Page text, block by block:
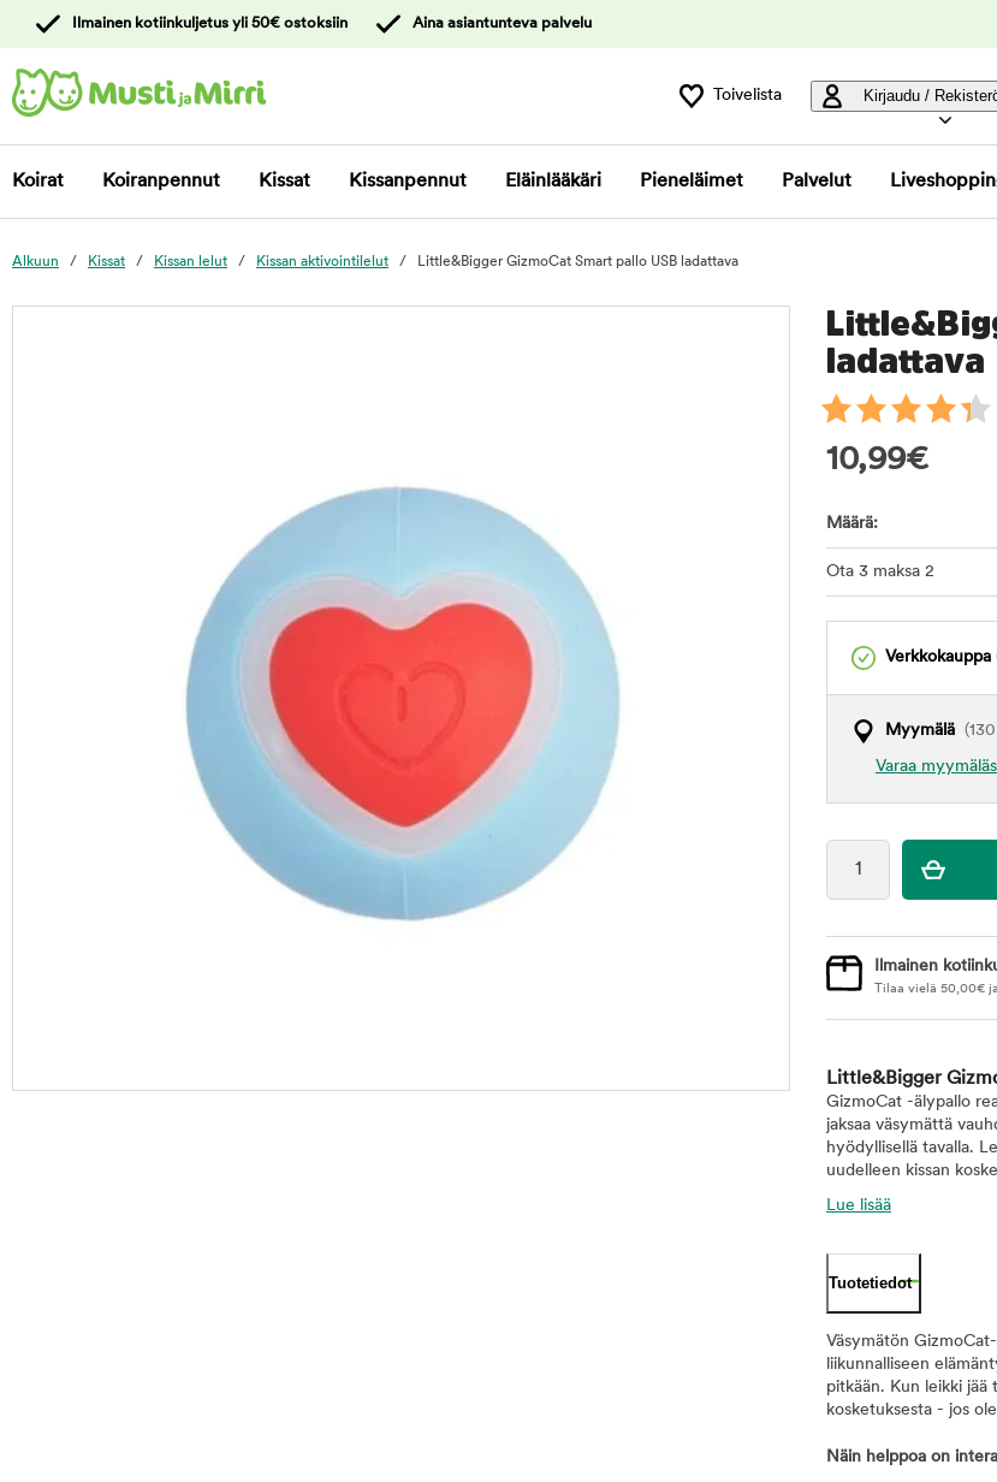
asiakaspalveluun
Ilmainen kotiinkuljetus yli 50€ ostoksiin Aina asiantunteva palvelu
Toivelista Kirjaudu /
Koirat Koiranpennut Kissat Kissanpennut Eläinlääkäri Pieneläimet Palvelut
Alkuun Kissat Kissan lelut Kissan aktivointilelut Little&Bigger GizmoCat Smart pallo USB ladattava
ladattava
10,99€
Määrä:
Ota 3 maksa 2
Verkkokauppa
Myymälä
Varaa
Ilmainen
Tilaa vielä 50,00€
Little&Bigger
GizmoCat -älypallo
jaksaa väsymättä
hyödyllisellä tavalla.
uudelleen kissan
Lue lisää
Tuotetiedot
Väsymätön
liikunnalliseen
pitkään. Kun leikki jää
kosketuksesta - jos
Näin helppoa on